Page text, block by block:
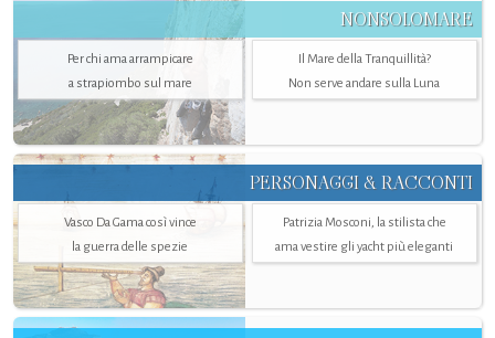
NONSOLOMARE
Per chi ama arrampicare
a strapiombo sul mare
Il Mare della Tranquillità?
Non serve andare sulla Luna
PERSONAGGI & RACCONTI
Vasco Da Gama così vince
la guerra delle spezie
Patrizia Mosconi, la stilista che
ama vestire gli yacht più eleganti